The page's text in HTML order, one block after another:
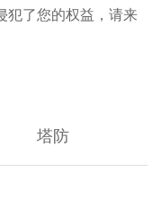
犯了您的权益，请来
塔防